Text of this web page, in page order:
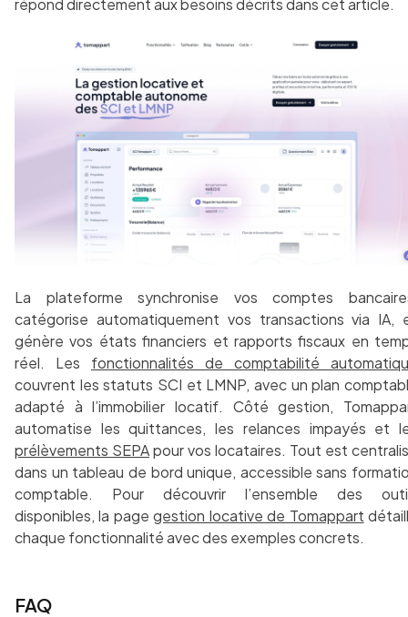
répond directement aux besoins décrits dans cet article.
La plateforme synchronise vos comptes
catégorise automatiquement vos transactions via IA,
génère vos états financiers et rapports fiscaux en
réel. Les fonctionnalités de comptabilité
couvrent les statuts SCI et LMNP, avec un plan
adapté à l’immobilier locatif. Côté gestion,
automatise les quittances, les relances impayés et
prélèvements SEPApour vos locataires. Tout est
dans un tableau de bord unique, accessible sans
comptable. Pour découvrir l’ensemble des
disponibles, la pagegestion locative de Tomappart
chaque fonctionnalité avec des exemples concrets.
FAQ